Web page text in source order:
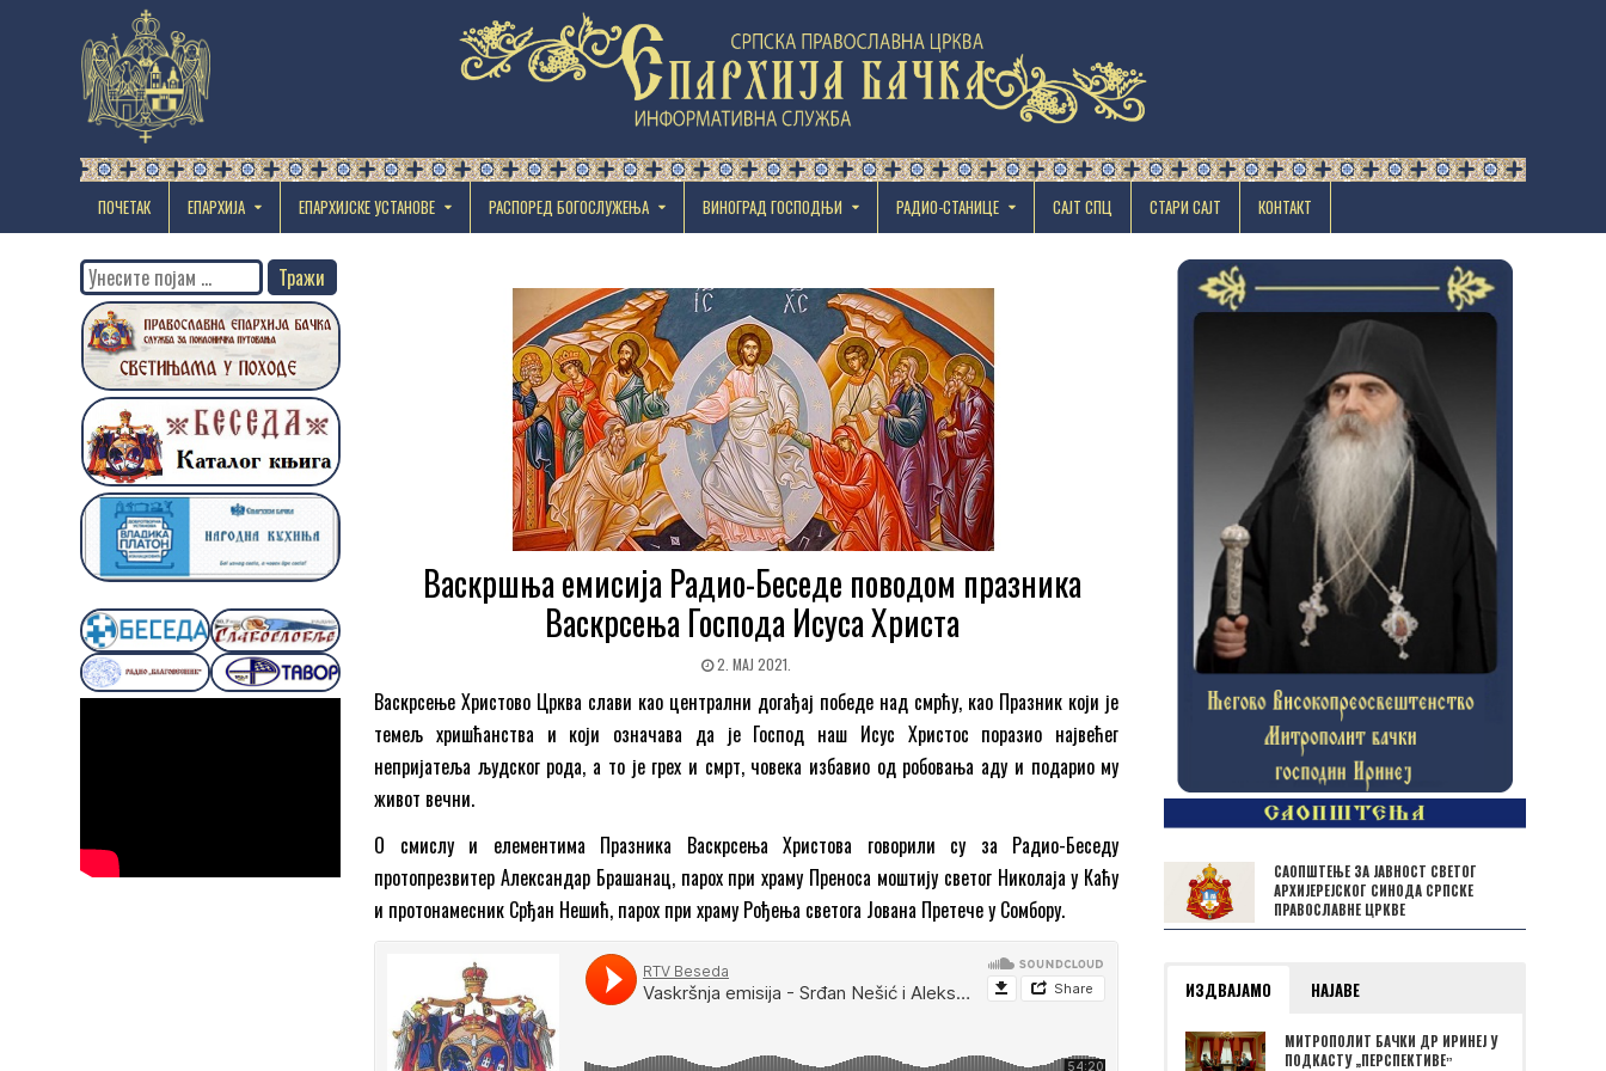
ПОЧЕТАК ЕПАРХИЈА EПАРХИЈСКЕ УСТАНОВЕ РАСПОРЕД БОГОСЛУЖЕЊА ВИНОГРАД ГОСПОДЊИ РАДИО-СТАНИЦЕ САЈТ СПЦ СТАРИ САЈТ КОНТАКТ
Васкршња емисија Радио-Беседе поводом празника
Васкрсења Господа Исуса Христа
2. МАЈ 2021.
Васкрсење Христово Црква слави као централни догађај победе над смрћу, као Празник који је
темељ хришћанства и који означава да је Господ наш Исус Христос поразио највећег
непријатеља људског рода, а то је грех и смрт, човека избавио од робовања аду и подарио му
живот вечни.
О смислу и елементима Празника Васкрсења Христова говорили су за Радио-Беседу
протопрезвитер Александар Брашанац, парох при храму Преноса моштију светог Николаја у Каћу
и протонамесник Срђан Нешић, парох при храму Рођења светога Јована Претече у Сомбору.
Search
for:
САОПШТЕЊЕ ЗА ЈАВНОСТ СВЕТОГ
АРХИЈЕРЕЈСКОГ СИНОДА СРПСКЕ
ПРАВОСЛАВНЕ ЦРКВЕ
ИЗДВАЈАМО НАЈАВЕ
МИТРОПОЛИТ БАЧКИ ДР ИРИНЕЈ У
ПОДКАСТУ „ПЕРСПЕКТИВЕˮ